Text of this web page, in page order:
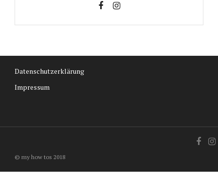
Datenschutzerklärung
Impressum
© my how tos 2018